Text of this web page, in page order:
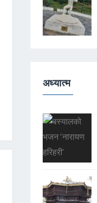
अध्यात्म